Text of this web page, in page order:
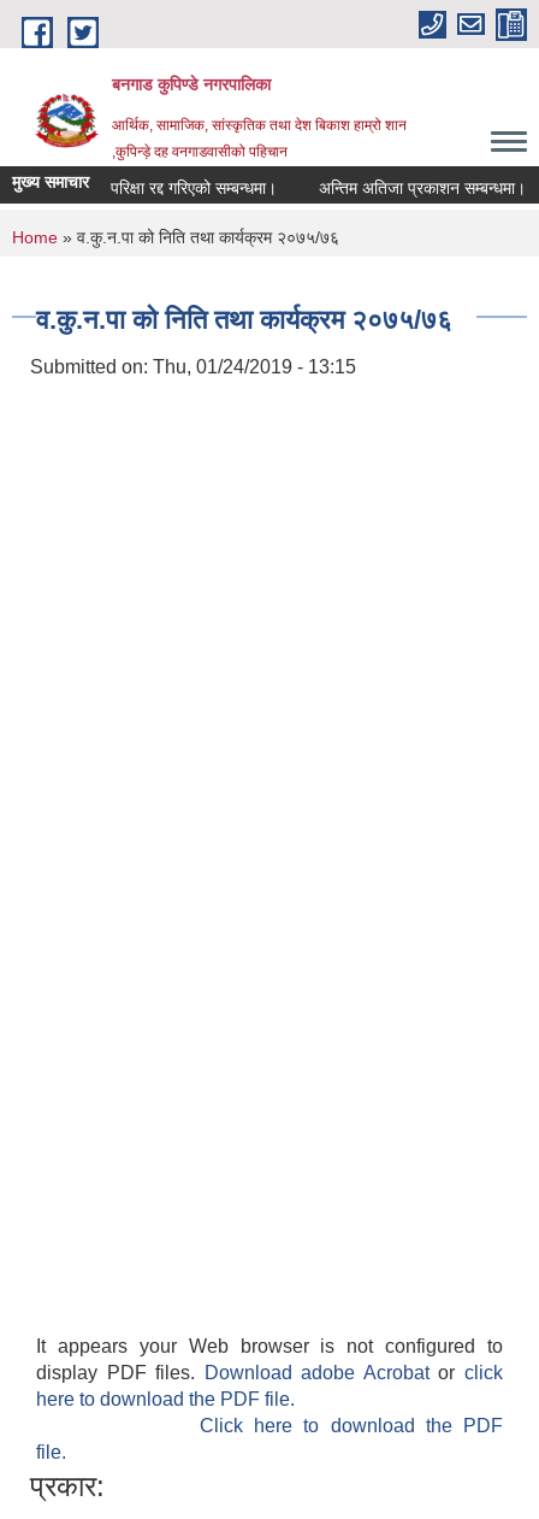
Skip to main content
बनगाड कुपिण्डे नगरपालिका
आर्थिक, सामाजिक, सांस्कृतिक तथा देश बिकाश हाम्रो शान
,कुपिन्ड़े दह वनगाडवासीको पहिचान
मुख्य समाचारपरिक्षा रद्द गरिएको सम्बन्धमा। अन्तिम अतिजा प्रकाशन सम्बन्धमा।
You are here
Home » व.कु.न.पा को निति तथा कार्यक्रम २०७५/७६
व.कु.न.पा को निति तथा कार्यक्रम २०७५/७६
Submitted on: Thu, 01/24/2019 - 13:15
It appears your Web browser is not configured to
display PDF files.
Download adobe Acrobatorclick
here to download the PDF file.
Click here to download the PDF
file.
प्रकार: